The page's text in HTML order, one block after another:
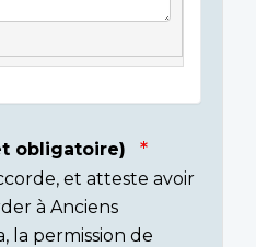
obligatoire)
et atteste avoir
à Anciens
la permission de